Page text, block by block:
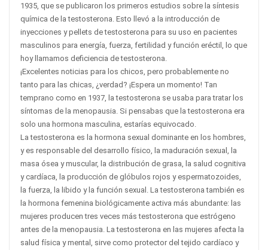
1935, que se publicaron los primeros estudios sobre la síntesis
química de la testosterona. Esto llevó a la introducción de
inyecciones y pellets de testosterona para su uso en pacientes
masculinos para energía, fuerza, fertilidad y función eréctil, lo que
hoy llamamos deficiencia de testosterona.
¡Excelentes noticias para los chicos, pero probablemente no
tanto para las chicas, ¿verdad? ¡Espera un momento! Tan
temprano como en 1937, la testosterona se usaba para tratar los
síntomas de la menopausia. Si pensabas que la testosterona era
solo una hormona masculina, estarías equivocado.
La testosterona es la hormona sexual dominante en los hombres,
y es responsable del desarrollo físico, la maduración sexual, la
masa ósea y muscular, la distribución de grasa, la salud cognitiva
y cardíaca, la producción de glóbulos rojos y espermatozoides,
la fuerza, la libido y la función sexual. La testosterona también es
la hormona femenina biológicamente activa más abundante: las
mujeres producen tres veces más testosterona que estrógeno
antes de la menopausia. La testosterona en las mujeres afecta la
salud física y mental, sirve como protector del tejido cardíaco y